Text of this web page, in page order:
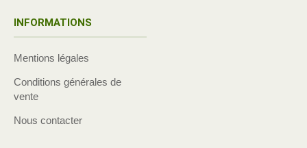
INFORMATIONS
Mentions légales
Conditions générales de
vente
Nous contacter